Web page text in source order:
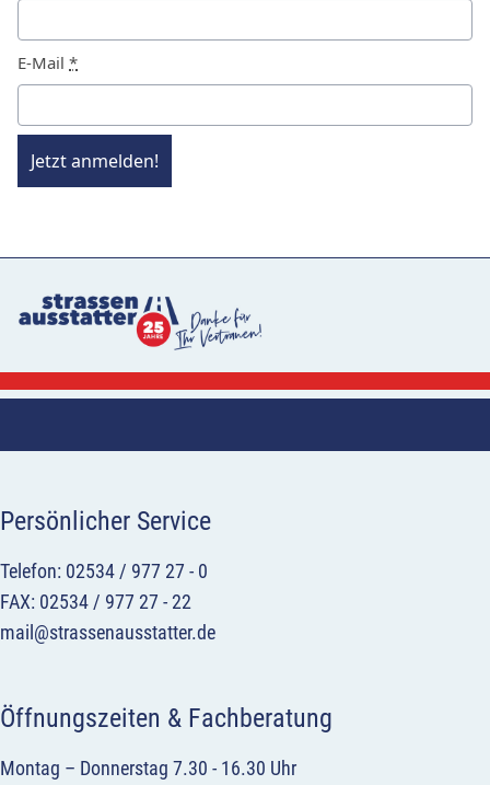
E-Mail *
Jetzt anmelden!
Persönlicher Service
Telefon: 02534 / 977 27 - 0
FAX: 02534 / 977 27 - 22
mail@strassenausstatter.de
Öffnungszeiten & Fachberatung
Montag – Donnerstag 7.30 - 16.30 Uhr